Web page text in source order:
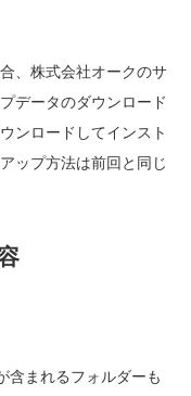
、株式会社オークのサ
データのダウンロード
ンロードしてインスト
ップ方法は前回と同じ
含まれるフォルダーも